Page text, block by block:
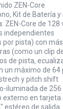
ZEN-Core
Kit de Batería
ZEN-Core de
independientes
por pista) con
(como un clip
de pista,
un máximo de
y pitch shift
iluminada de 256
en tarjeta
estéreo de salida